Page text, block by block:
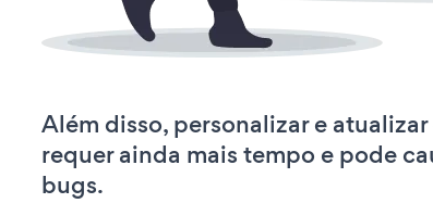
Além disso, personalizar e
requer ainda mais tempo e pode
bugs.